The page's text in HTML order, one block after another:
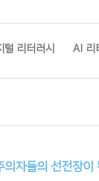
털 리터러시 AI 리
의자들의 선전장이